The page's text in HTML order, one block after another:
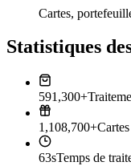
Cartes,
Statistiques
591,300+
1,108,700+
63sTemps de